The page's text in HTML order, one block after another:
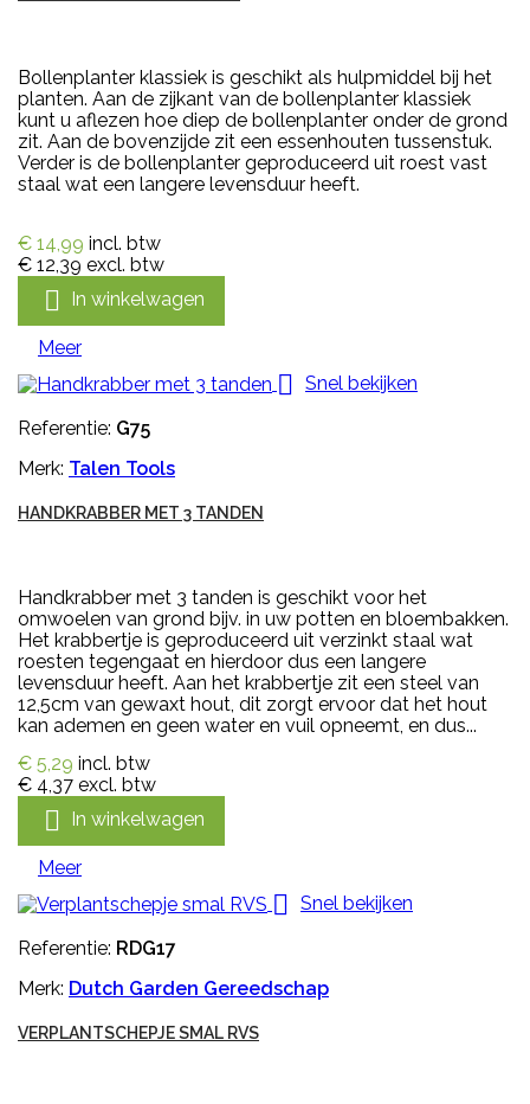
Bollenplanter klassiek is geschikt als hulpmiddel bij het
planten. Aan de zijkant van de bollenplanter klassiek
kunt u aflezen hoe diep de bollenplanter onder de grond
zit. Aan de bovenzijde zit een essenhouten tussenstuk.
Verder is de bollenplanter geproduceerd uit roest vast
staal wat een langere levensduur heeft.
€ 14,99 incl. btw
€ 12,39 excl. btw
 In winkelwagen
Meer
 Snel bekijken
Referentie: G75
Merk: Talen Tools
HANDKRABBER MET 3 TANDEN
Handkrabber met 3 tanden is geschikt voor het
omwoelen van grond bijv. in uw potten en bloembakken.
Het krabbertje is geproduceerd uit verzinkt staal wat
roesten tegengaat en hierdoor dus een langere
levensduur heeft. Aan het krabbertje zit een steel van
12,5cm van gewaxt hout, dit zorgt ervoor dat het hout
kan ademen en geen water en vuil opneemt, en dus...
€ 5,29 incl. btw
€ 4,37 excl. btw
 In winkelwagen
Meer
 Snel bekijken
Referentie: RDG17
Merk: Dutch Garden Gereedschap
VERPLANTSCHEPJE SMAL RVS